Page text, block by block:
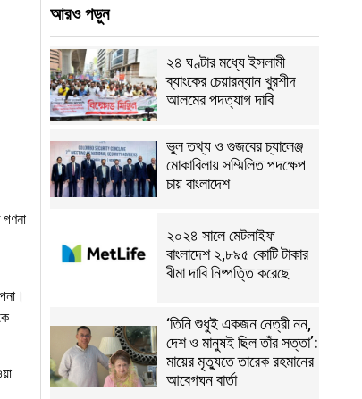
আরও পড়ুন
২৪ ঘণ্টার মধ্যে ইসলামী
ব্যাংকের চেয়ারম্যান খুরশীদ
আলমের পদত্যাগ দাবি
ভুল তথ্য ও গুজবের চ্যালেঞ্জ
মোকাবিলায় সম্মিলিত পদক্ষেপ
চায় বাংলাদেশ
২০২৪ সালে মেটলাইফ
বাংলাদেশ ২,৮৯৫ কোটি টাকার
বীমা দাবি নিষ্পত্তি করেছে
‘তিনি শুধুই একজন নেত্রী নন,
দেশ ও মানুষই ছিল তাঁর সত্তা’:
মায়ের মৃত্যুতে তারেক রহমানের
আবেগঘন বার্তা